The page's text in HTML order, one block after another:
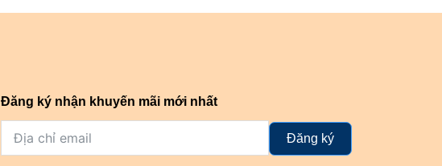
Đăng ký nhận khuyến mãi mới nhất
Đăng ký